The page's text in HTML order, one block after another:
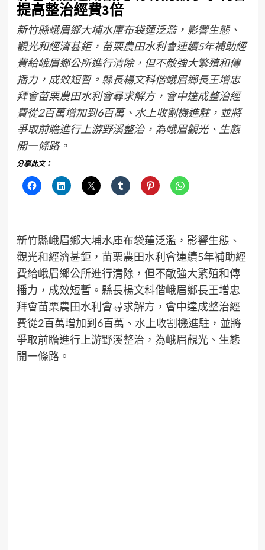
提高整治經費3倍
新竹縣峨眉鄉大埔水庫布袋蓮泛濫，影響生態、
觀光和經濟甚鉅，苗栗農田水利會連續5年補助經
費給峨眉鄉公所進行清除，但不敵強大繁殖和傳
播力，成效短暫。縣長楊文科偕峨眉鄉長王增忠
拜會苗栗農田水利會尋求解方，會中達成整治經
費從2百萬增加到6百萬、水上收割機進駐，並將
爭取前瞻進行上游野溪整治，為峨眉觀光、生態
開一條路。
分享此文：
新竹縣峨眉鄉大埔水庫布袋蓮泛濫，影響生態、
觀光和經濟甚鉅，苗栗農田水利會連續5年補助經
費給峨眉鄉公所進行清除，但不敵強大繁殖和傳
播力，成效短暫。縣長楊文科偕峨眉鄉長王增忠
拜會苗栗農田水利會尋求解方，會中達成整治經
費從2百萬增加到6百萬、水上收割機進駐，並將
爭取前瞻進行上游野溪整治，為峨眉觀光、生態
開一條路。